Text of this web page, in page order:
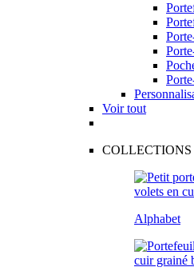
Voir tout
COLLECTIONS
Alphabet